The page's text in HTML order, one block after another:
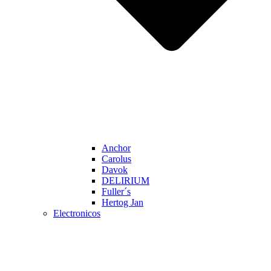
Anchor
Carolus
Davok
DELIRIUM
Fuller´s
Hertog Jan
Electronicos